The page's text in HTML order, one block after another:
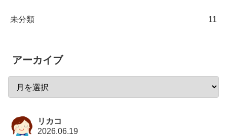
未分類 11
アーカイブ
リカコ
2026.06.19